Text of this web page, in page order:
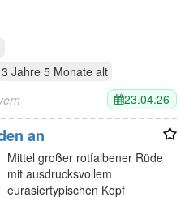
3 Jahre 5 Monate alt
23.04.26
an
Mittel großer rotfalbener Rüde
mit ausdrucksvollem
eurasiertypischen Kopf